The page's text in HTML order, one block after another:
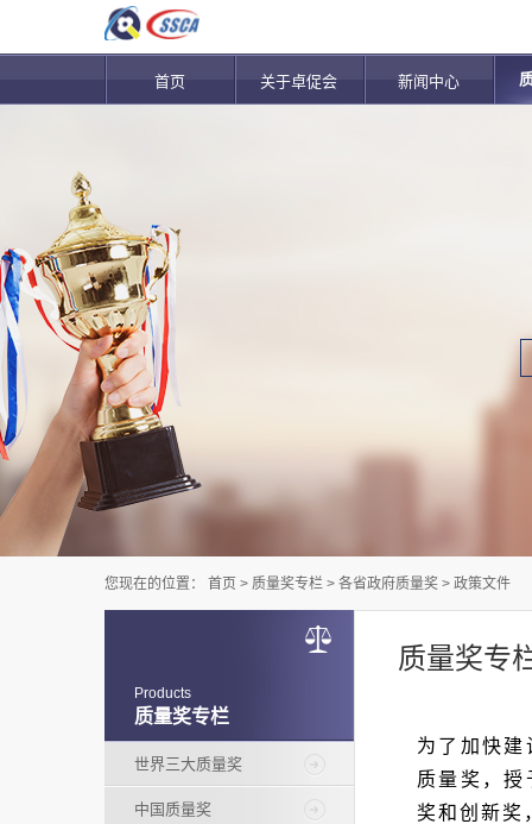
首页 关于卓促会 新闻中心
质量奖专栏
Products
世界三大质量奖
中国质量奖
质量奖专
您现在的位置： 首页 > 质量奖专栏 > 各省政府质量奖 > 政策文件
为了加快
质量奖，
奖和创新奖